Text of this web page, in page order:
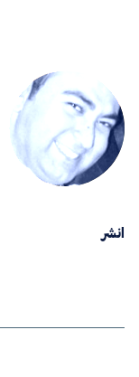
انشر